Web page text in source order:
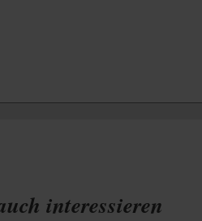
interessieren